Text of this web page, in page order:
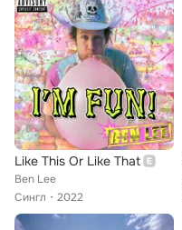
Like This Or Like That
Ben Lee
Сингл
2022